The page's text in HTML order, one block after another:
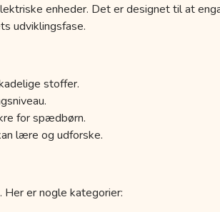
enheder. Det er designet til at
udviklingsfase.
stoffer.
for spædbørn.
lære og udforske.
er nogle kategorier: